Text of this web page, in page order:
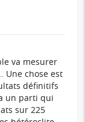
va mesurer
Une chose est
définitifs
un parti qui
sur 225